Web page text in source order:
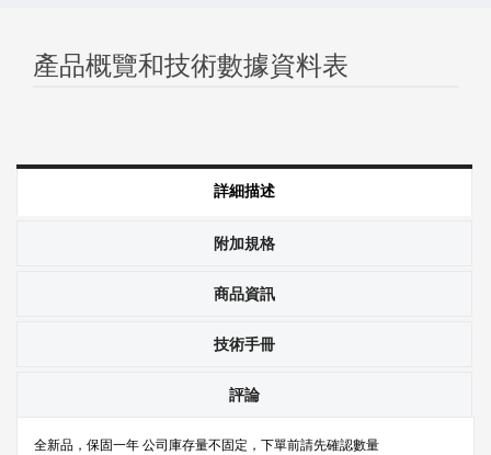
產品概覽和技術數據資料表
詳細描述
附加規格
商品資訊
技術手冊
評論
全新品，保固一年 公司庫存量不固定，下單前請先確認數量